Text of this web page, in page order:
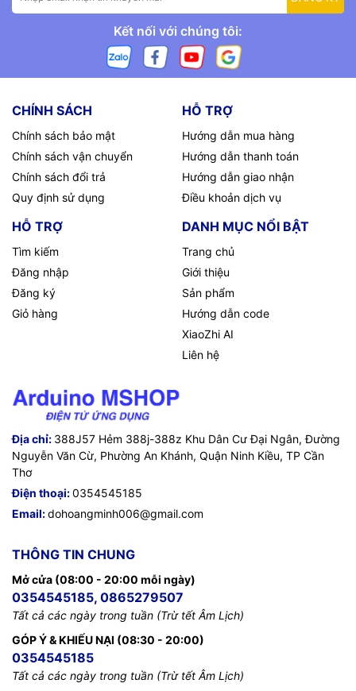
Kết nối với chúng tôi:
CHÍNH SÁCH
Chính sách bảo mật
Chính sách vận chuyển
Chính sách đổi trả
Quy định sử dụng
HỖ TRỢ
Hướng dẫn mua hàng
Hướng dẫn thanh toán
Hướng dẫn giao nhận
Điều khoản dịch vụ
HỖ TRỢ
Tìm kiếm
Đăng nhập
Đăng ký
Giỏ hàng
DANH MỤC NỔI BẬT
Trang chủ
Giới thiệu
Sản phẩm
Hướng dẫn code
XiaoZhi AI
Liên hệ
Địa chỉ: 388J57 Hẻm 388j-388z Khu Dân Cư Đại Ngân, Đường
Nguyễn Văn Cừ, Phường An Khánh, Quận Ninh Kiều, TP Cần
Thơ
Điện thoại:0354545185
Email:dohoangminh006@gmail.com
THÔNG TIN CHUNG
Mở cửa (08:00 - 20:00 mỗi ngày)
0354545185, 0865279507
Tất cả các ngày trong tuần (Trừ tết Âm Lịch)
GÓP Ý & KHIẾU NẠI (08:30 - 20:00)
0354545185
Tất cả các ngày trong tuần (Trừ tết Âm Lịch)